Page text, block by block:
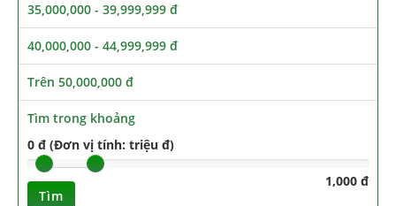
35,000,000 - 39,999,999 đ
40,000,000 - 44,999,999 đ
Trên 50,000,000 đ
Tìm trong khoảng
0 đ (Đơn vị tính: triệu đ)
1,000 đ
Tìm